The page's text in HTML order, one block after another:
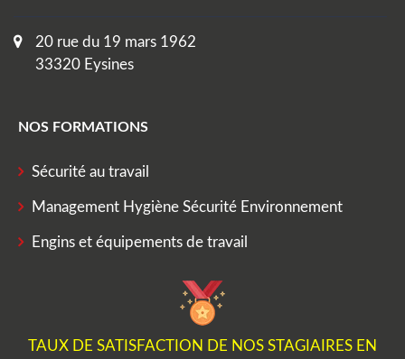
20 rue du 19 mars 1962
33320 Eysines
NOS FORMATIONS
Sécurité au travail
Management Hygiène Sécurité Environnement
Engins et équipements de travail
TAUX DE SATISFACTION DE NOS STAGIAIRES EN